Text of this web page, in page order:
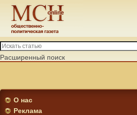
Расширенный поиск
О нас
Реклама